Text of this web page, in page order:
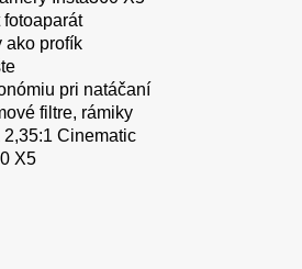
fotoaparát
ako profík
pri natáčaní
filtre, rámiky
2,35:1 Cinematic
X5